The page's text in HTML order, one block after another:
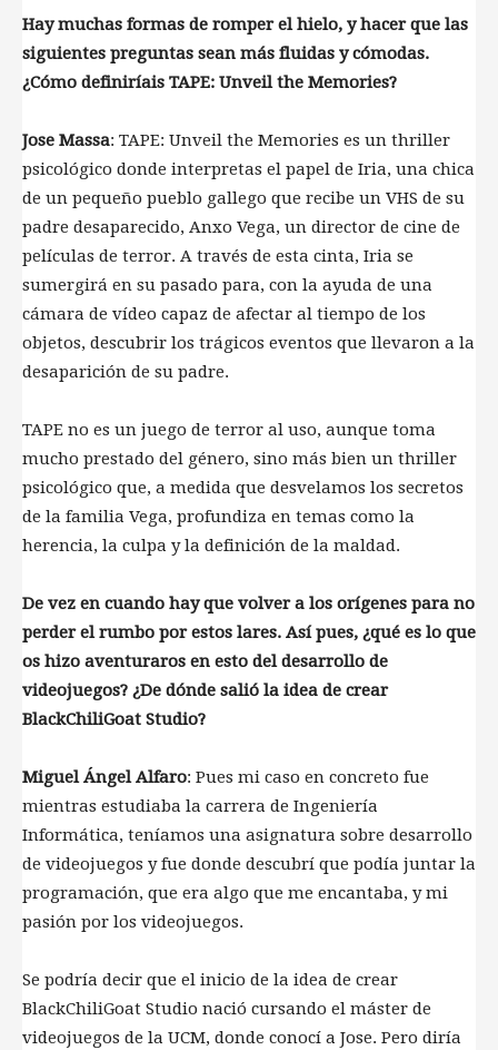
Hay muchas formas de romper el hielo, y hacer que las
siguientes preguntas sean más fluidas y cómodas.
¿Cómo definiríais TAPE: Unveil the Memories?
Jose Massa: TAPE: Unveil the Memories es un thriller
psicológico donde interpretas el papel de Iria, una chica
de un pequeño pueblo gallego que recibe un VHS de su
padre desaparecido, Anxo Vega, un director de cine de
películas de terror. A través de esta cinta, Iria se
sumergirá en su pasado para, con la ayuda de una
cámara de vídeo capaz de afectar al tiempo de los
objetos, descubrir los trágicos eventos que llevaron a la
desaparición de su padre.
TAPE no es un juego de terror al uso, aunque toma
mucho prestado del género, sino más bien un thriller
psicológico que, a medida que desvelamos los secretos
de la familia Vega, profundiza en temas como la
herencia, la culpa y la definición de la maldad.
De vez en cuando hay que volver a los orígenes para no
perder el rumbo por estos lares. Así pues, ¿qué es lo que
os hizo aventuraros en esto del desarrollo de
videojuegos? ¿De dónde salió la idea de crear
BlackChiliGoat Studio?
Miguel Ángel Alfaro: Pues mi caso en concreto fue
mientras estudiaba la carrera de Ingeniería
Informática, teníamos una asignatura sobre desarrollo
de videojuegos y fue donde descubrí que podía juntar la
programación, que era algo que me encantaba, y mi
pasión por los videojuegos.
Se podría decir que el inicio de la idea de crear
BlackChiliGoat Studio nació cursando el máster de
videojuegos de la UCM, donde conocí a Jose. Pero diría